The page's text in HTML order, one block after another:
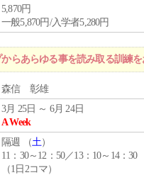
5,870円
一般5,870円/入学者5,280円
らあらゆる事を読み取る訓練を
森信 彰雄
3月 25日 ～ 6月 24日
A Week
隔週 （土）
11：30～12：50／13：10～14：30
（1日2コマ）